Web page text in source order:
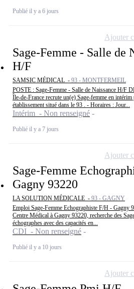
Publié il y a 6 jours
Sage-Femme - Salle de
H/F
SAMSIC MÉDICAL - 93 - MONTFERMEIL
POSTE : Sage-Femme - Salle de Naissance H/F
Île-de-France recrute un(e) Sage-femme en
établissement situé dans le 93 . - Horaires : Jour...
Intérim - Non renseigné
Publié il y a 7 jours
Ajouter
Sage-Femme
Gagny 93220
LA SOLUTION MÉDICALE - 93 - GAGNY
Emploi Sage-Femme Echographiste F/H - Gagny
Centre Médical à Gagny 93220, recherche des
échographes avec des capacités en...
CDI - Non renseigné
Publié il y a 10 jours
Ajouter
Ajouter